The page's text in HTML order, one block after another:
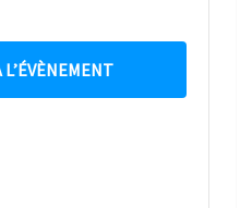
L’ÉVÈNEMENT